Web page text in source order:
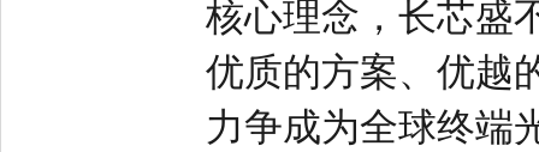
核心理念，长芯盛
优质的方案、优越
力争成为全球终端